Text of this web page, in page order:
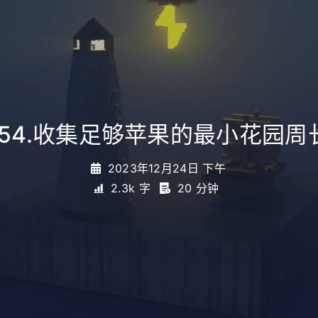
收集足够苹果的最小花园周
2023年12月24日 下午
2.3k 字
20 分钟